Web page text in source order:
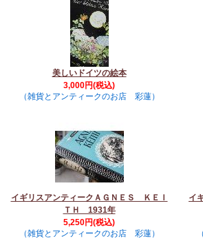
美しいドイツの絵本
3,000円(税込)
（雑貨とアンティークのお店 彩蓮）
イギリスアンティークＡＧＮＥＳ ＫＥＩ
ＴＨ 1931年
5,250円(税込)
（雑貨とアンティークのお店 彩蓮）
イ